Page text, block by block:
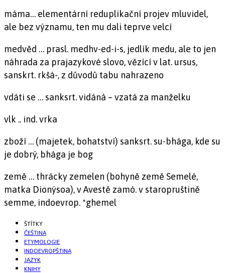
máma… elementární reduplikační projev mluvidel,
ale bez významu, ten mu dali teprve velcí
medvěd … prasl. medhv-ed-i-s, jedlík medu, ale to jen
náhrada za prajazykové slovo, vězící v lat. ursus,
sanskrt. rkšá-, z důvodů tabu nahrazeno
vdáti se … sanksrt. vidáná – vzatá za manželku
vlk .. ind. vrka
zboží … (majetek, bohatství) sanksrt. su-bhága, kde su
je dobrý, bhága je bog
země … thrácky zemelen (bohyně země Semelé,
matka Dionýsoa), v Avestě zamó. v staropruštině
semme, indoevrop. *ghemel
ŠTÍTKY
ČEŠTINA
ETYMOLOGIE
INDOEVROPŠTINA
JAZYK
KNIHY